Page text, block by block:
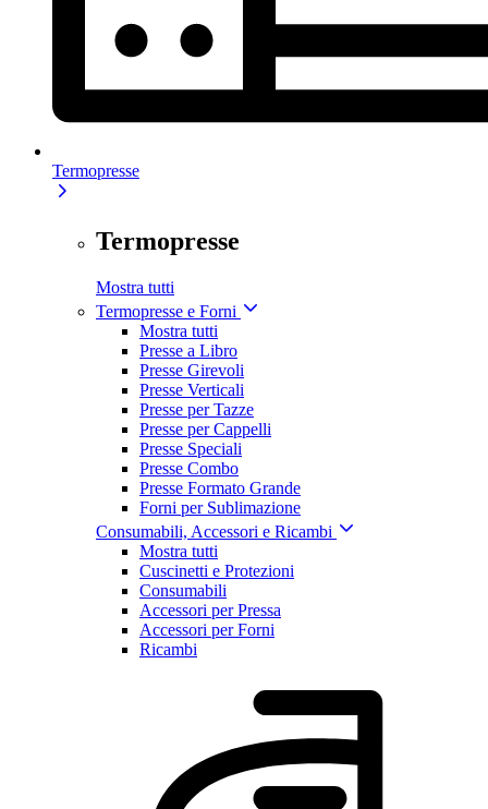
Termopresse
Termopresse
Mostra tutti
Termopresse e Forni
Mostra tutti
Presse a Libro
Presse Girevoli
Presse Verticali
Presse per Tazze
Presse per Cappelli
Presse Speciali
Presse Combo
Presse Formato Grande
Forni per Sublimazione
Consumabili, Accessori e Ricambi
Mostra tutti
Cuscinetti e Protezioni
Consumabili
Accessori per Pressa
Accessori per Forni
Ricambi